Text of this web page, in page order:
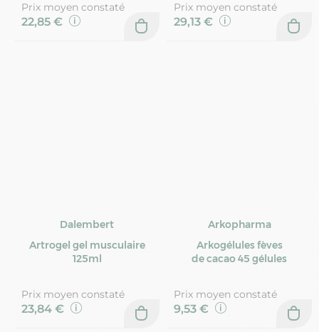
Prix moyen constaté
22,85 €
Prix moyen constaté
29,13 €
Dalembert
Artrogel gel musculaire
125ml
Prix moyen constaté
23,84 €
Arkopharma
Arkogélules fèves
de cacao 45 gélules
Prix moyen constaté
9,53 €